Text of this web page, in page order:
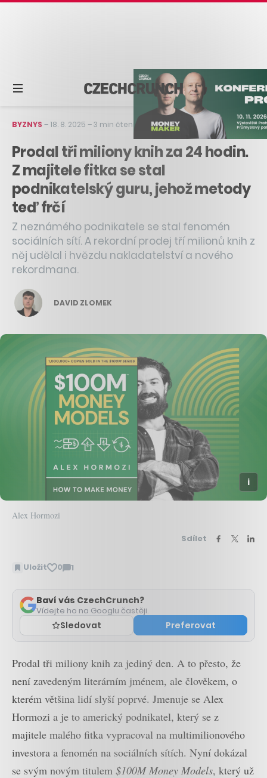
BYZNYS –18. 8. 2025 –3 min čtení
Prodal tři miliony knih za 24 hodin.
Z majitele fitka se stal
podnikatelský guru, jehož metody
teď frčí
Z neznámého podnikatele se stal fenomén
sociálních sítí. A rekordní prodej tří milionů knih z
něj udělal i hvězdu nakladatelství a nového
rekordmana.
DAVID ZLOMEK
Alex Hormozi
Sdílet
Uložit 0 1
Zobrazit
Baví vás CzechCrunch?
Vídejte ho na Googlu častěji.
Sledovat Preferovat
Prodal tři miliony knih za jediný den. A to přesto, že
není zavedeným literárním jménem, ale člověkem, o
kterém většina lidí slyší poprvé. Jmenuje se Alex
Hormozi a je to americký podnikatel, který se z
majitele malého fitka vypracoval na multimilionového
investora a fenomén na sociálních sítích. Nyní dokázal
se svým novým titulem $100M Money Models, který už